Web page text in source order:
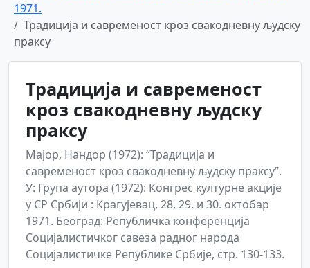
1971.
Традиција и савременост кроз свакодневну људску
праксу
Традиција и савременост
кроз свакодневну људску
праксу
Мајор, Нандор (1972): “Традиција и
савременост кроз свакодневну људску праксу”.
У: Група аутора (1972): Конгрес културне акције
у СР Србији : Крагујевац, 28, 29. и 30. октобар
1971. Београд: Републичка конференција
Социјалистичког савеза радног народа
Социјалистичке Републике Србије, стр. 130-133.